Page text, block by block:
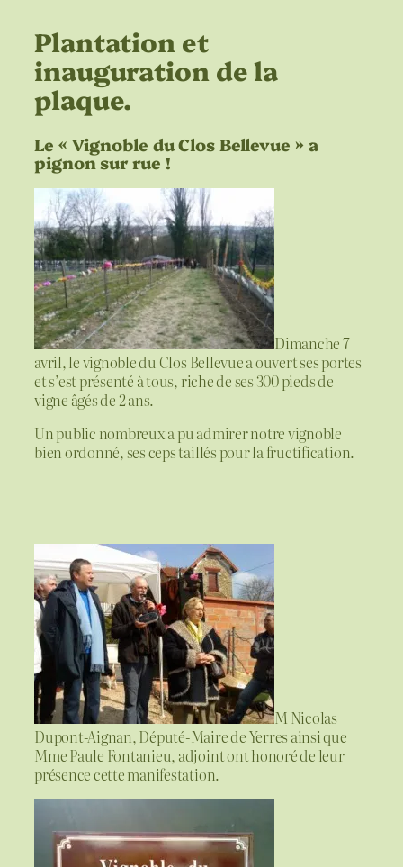
Plantation et
inauguration de la
plaque.
Le « Vignoble du Clos Bellevue » a
pignon sur rue !
Dimanche 7
avril, le vignoble du Clos Bellevue a ouvert ses portes
et s’est présenté à tous, riche de ses 300 pieds de
vigne âgés de 2 ans.
Un public nombreux a pu admirer notre vignoble
bien ordonné, ses ceps taillés pour la fructification.
M Nicolas
Dupont-Aignan, Député-Maire de Yerres ainsi que
Mme Paule Fontanieu, adjoint ont honoré de leur
présence cette manifestation.